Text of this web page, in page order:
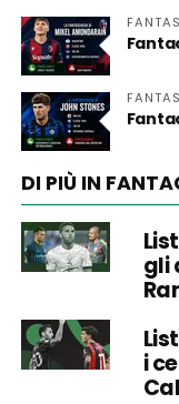
DI PIÙ IN
gli
i